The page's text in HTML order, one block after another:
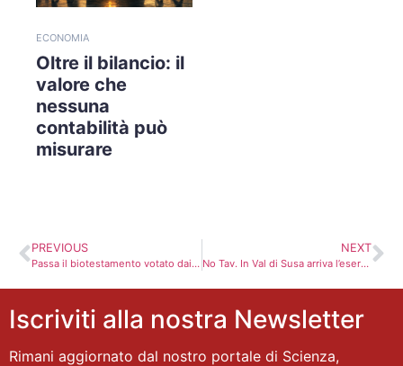
ECONOMIA
Oltre il bilancio: il
valore che
nessuna
contabilità può
misurare
PREVIOUS
Passa il biotestamento votato dai preti mascherati che siedono alla camera
NEXT
No Tav. In Val di Susa arriva l’esercito. Una spesa doppia al finanziamento UE
Iscriviti alla nostra Newsletter
Rimani aggiornato dal nostro portale di Scienza,